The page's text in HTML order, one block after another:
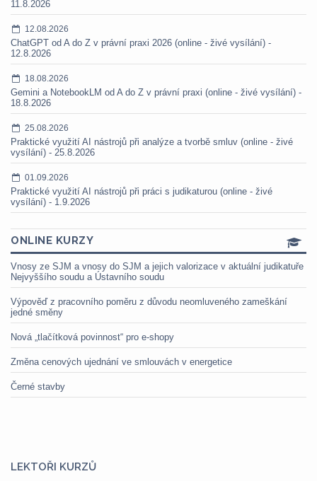
11.8.2026
12.08.2026
ChatGPT od A do Z v právní praxi 2026 (online - živé vysílání) -
12.8.2026
18.08.2026
Gemini a NotebookLM od A do Z v právní praxi (online - živé vysílání) -
18.8.2026
25.08.2026
Praktické využití AI nástrojů při analýze a tvorbě smluv (online - živé
vysílání) - 25.8.2026
01.09.2026
Praktické využití AI nástrojů při práci s judikaturou (online - živé
vysílání) - 1.9.2026
ONLINE KURZY
Vnosy ze SJM a vnosy do SJM a jejich valorizace v aktuální judikatuře
Nejvyššího soudu a Ústavního soudu
Výpověď z pracovního poměru z důvodu neomluveného zameškání
jedné směny
Nová „tlačítková povinnost“ pro e-shopy
Změna cenových ujednání ve smlouvách v energetice
Černé stavby
LEKTOŘI KURZŮ